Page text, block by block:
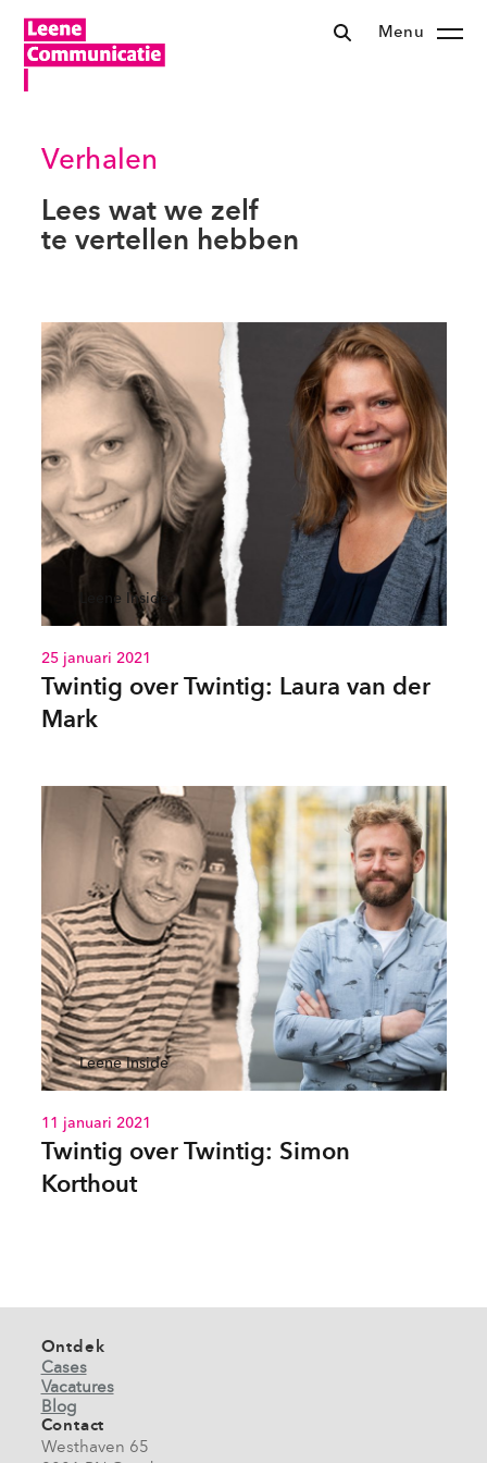
Menu
Verhalen
Lees wat we zelf
te vertellen hebben
Leene Inside
25 januari 2021
Twintig over Twintig: Laura van der
Mark
Leene Inside
11 januari 2021
Twintig over Twintig: Simon
Korthout
Ontdek
Cases
Vacatures
Blog
Contact
Westhaven 65